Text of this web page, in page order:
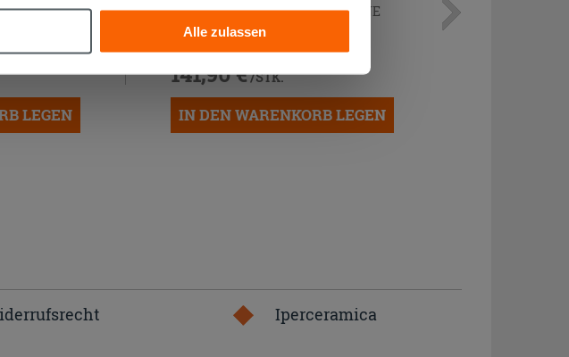
Alle zulassen
LEGEN
WASCHTISCHMISCHER GEA OHNE
ABFLUSS CHROM
141,90 € /STK.
IN DEN WARENKORB LEGEN
Iperceramica